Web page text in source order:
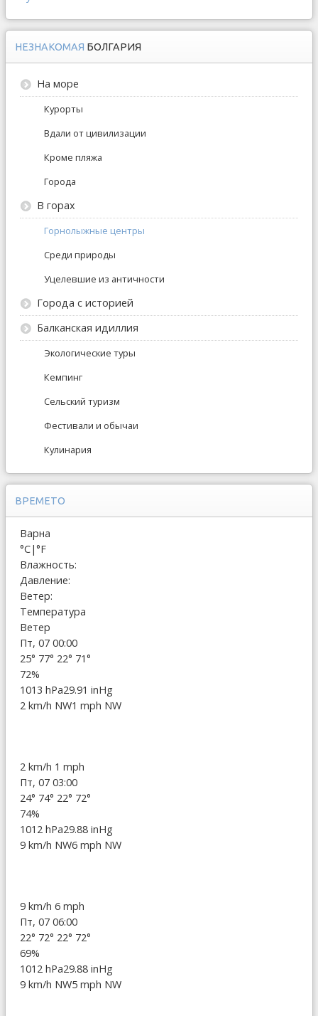
НЕЗНАКОМАЯ БОЛГАРИЯ
На море
Курорты
Вдали от цивилизации
Кроме пляжа
Города
В горах
Горнолыжные центры
Среди природы
Уцелевшие из античности
Города с историей
Балканская идиллия
Экологические туры
Кемпинг
Сельский туризм
Фестивали и обычаи
Кулинария
ВРЕМЕТО
Варна
°C|°F
Влажность:
Давление:
Ветер:
Температура
Ветер
Пт, 07 00:00
25° 77° 22° 71°
72%
1013 hPa29.91 inHg
2 km/h NW1 mph NW
2 km/h 1 mph
Пт, 07 03:00
24° 74° 22° 72°
74%
1012 hPa29.88 inHg
9 km/h NW6 mph NW
9 km/h 6 mph
Пт, 07 06:00
22° 72° 22° 72°
69%
1012 hPa29.88 inHg
9 km/h NW5 mph NW